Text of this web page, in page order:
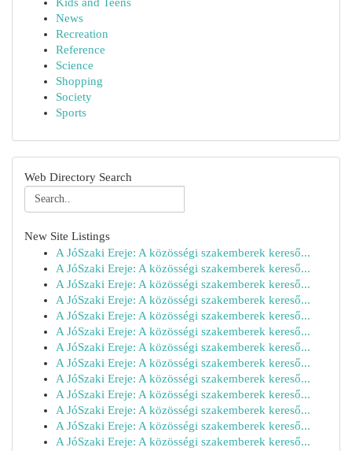
News
Recreation
Reference
Science
Shopping
Society
Sports
Web Directory Search
New Site Listings
A JóSzaki Ereje: A közösségi szakemberek kereső...
A JóSzaki Ereje: A közösségi szakemberek kereső...
A JóSzaki Ereje: A közösségi szakemberek kereső...
A JóSzaki Ereje: A közösségi szakemberek kereső...
A JóSzaki Ereje: A közösségi szakemberek kereső...
A JóSzaki Ereje: A közösségi szakemberek kereső...
A JóSzaki Ereje: A közösségi szakemberek kereső...
A JóSzaki Ereje: A közösségi szakemberek kereső...
A JóSzaki Ereje: A közösségi szakemberek kereső...
A JóSzaki Ereje: A közösségi szakemberek kereső...
A JóSzaki Ereje: A közösségi szakemberek kereső...
A JóSzaki Ereje: A közösségi szakemberek kereső...
A JóSzaki Ereje: A közösségi szakemberek kereső...